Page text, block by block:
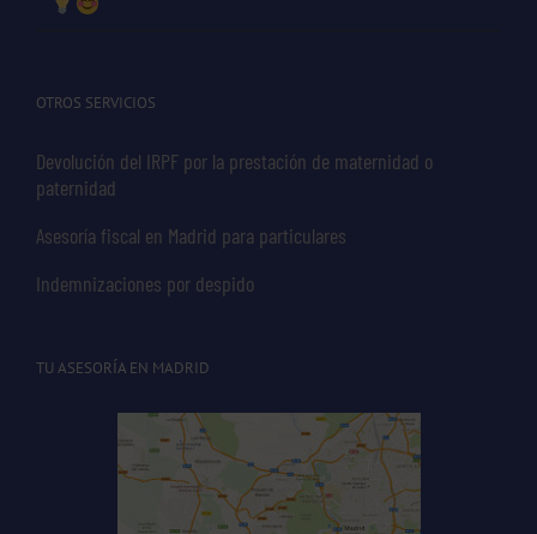
OTROS SERVICIOS
Devolución del IRPF por la prestación de maternidad o
paternidad
Asesoría fiscal en Madrid para particulares
Indemnizaciones por despido
TU ASESORÍA EN MADRID